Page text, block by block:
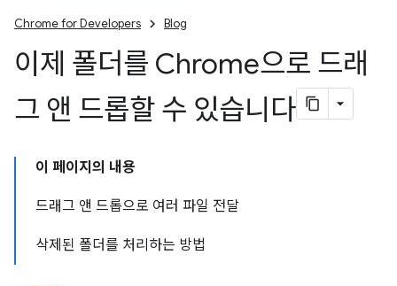
Chrome for Developers Blog
이제 폴더를 Chrome으로 드래
그 앤 드롭할 수 있습니다
이 페이지의 내용
드래그 앤 드롭으로 여러 파일 전달
삭제된 폴더를 처리하는 방법